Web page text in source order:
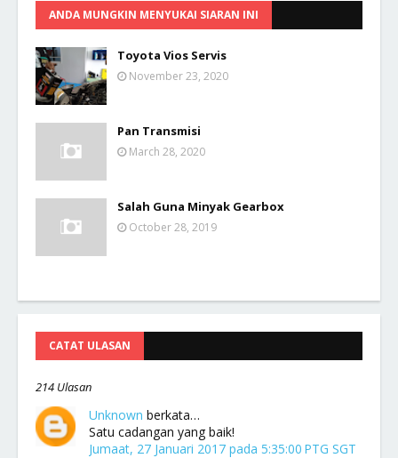
ANDA MUNGKIN MENYUKAI SIARAN INI
Toyota Vios Servis
November 23, 2020
Pan Transmisi
March 28, 2020
Salah Guna Minyak Gearbox
October 28, 2019
CATAT ULASAN
214 Ulasan
Unknown berkata…
Satu cadangan yang baik!
Jumaat, 27 Januari 2017 pada 5:35:00 PTG SGT